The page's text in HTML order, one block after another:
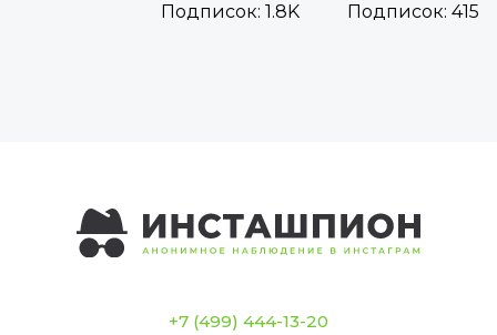
Подписок: 1.8K
Подписок: 415
+7 (499) 444-13-20